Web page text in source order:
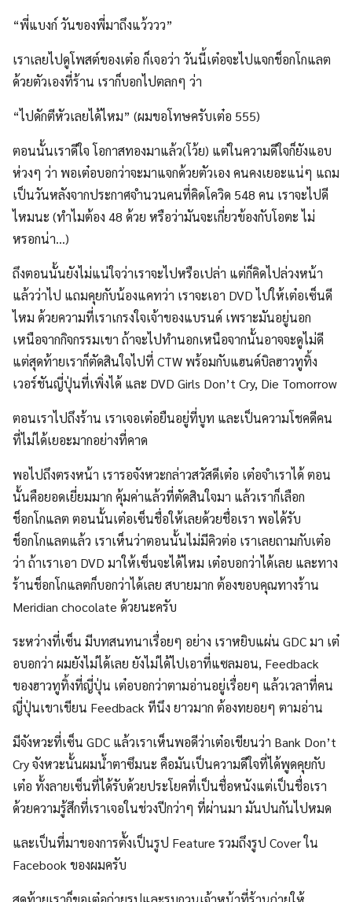
“พี่แบงก์ วันของพี่มาถึงแว้ววว”
เราเลยไปดูโพสต์ของเต๋อ ก็เจอว่า วันนี้เต๋อจะไปแจกช็อกโกแลต
ด้วยตัวเองที่ร้าน เราก็บอกไปตลกๆ ว่า
“ไปดักตีหัวเลยได้ไหม” (ผมขอโทษครับเต๋อ 555)
ตอนนั้นเราดีใจ โอกาสทองมาแล้ว(โว้ย) แต่ในความดีใจก็ยังแอบ
ห่วงๆ ว่า พอเต๋อบอกว่าจะมาแจกด้วยตัวเอง คนคงเยอะแน่ๆ แถม
เป็นวันหลังจากประกาศจำนวนคนที่คิดโควิด 548 คน เราจะไปดี
ไหมนะ (ทำไมต้อง 48 ด้วย หรือว่ามันจะเกี่ยวข้องกับโอตะ ไม่
หรอกน่า…)
ถึงตอนนั้นยังไม่แน่ใจว่าเราจะไปหรือเปล่า แต่ก็คิดไปล่วงหน้า
แล้วว่าไป แถมคุยกับน้องแคทว่า เราจะเอา DVD ไปให้เต๋อเซ็นดี
ไหม ด้วยความที่เราเกรงใจเจ้าของแบรนด์ เพราะมันอยู่นอก
เหนือจากกิจกรรมเขา ถ้าจะไปทำนอกเหนือจากนั้นอาจจะดูไม่ดี
แต่สุดท้ายเราก็ตัดสินใจไปที่ CTW พร้อมกับแฮนด์บิลฮาวทูทิ้ง
เวอร์ชันญี่ปุ่นที่เพิ่งได้ และ DVD Girls Don’t Cry, Die Tomorrow
ตอนเราไปถึงร้าน เราเจอเต๋อยืนอยู่ที่บูท และเป็นความโชคดีคน
ที่ไม่ได้เยอะมากอย่างที่คาด
พอไปถึงตรงหน้า เรารอจังหวะกล่าวสวัสดีเต๋อ เต๋อจำเราได้ ตอน
นั้นคือยอดเยี่ยมมาก คุ้มค่าแล้วที่ตัดสินใจมา แล้วเราก็เลือก
ช็อกโกแลต ตอนนั้นเต๋อเซ็นชื่อให้เลยด้วยชื่อเรา พอได้รับ
ช็อกโกแลตแล้ว เราเห็นว่าตอนนั้นไม่มีคิวต่อ เราเลยถามกับเต๋อ
ว่า ถ้าเราเอา DVD มาให้เซ็นจะได้ไหม เต๋อบอกว่าได้เลย และทาง
ร้านช็อกโกแลตก็บอกว่าได้เลย สบายมาก ต้องขอบคุณทางร้าน
Meridian chocolate ด้วยนะครับ
ระหว่างที่เซ็น มีบทสนทนาเรื่อยๆ อย่าง เราหยิบแผ่น GDC มา เต๋
อบอกว่า ผมยังไม่ได้เลย ยังไม่ได้ไปเอาที่แซลมอน, Feedback
ของฮาวทูทิ้งที่ญี่ปุ่น เต๋อบอกว่าตามอ่านอยู่เรื่อยๆ แล้วเวลาที่คน
ญี่ปุ่นเขาเขียน Feedback ทีนึง ยาวมาก ต้องทยอยๆ ตามอ่าน
มีจังหวะที่เซ็น GDC แล้วเราเห็นพอดีว่าเต๋อเขียนว่า Bank Don’t
Cry จังหวะนั้นผมน้ำตาซึมนะ คือมันเป็นความดีใจที่ได้พูดคุยกับ
เต๋อ ทั้งลายเซ็นที่ได้รับด้วยประโยคที่เป็นชื่อหนังแต่เป็นชื่อเรา
ด้วยความรู้สึกที่เราเจอในช่วงปีกว่าๆ ที่ผ่านมา มันปนกันไปหมด
และเป็นที่มาของการตั้งเป็นรูป Feature รวมถึงรูป Cover ใน
Facebook ของผมครับ